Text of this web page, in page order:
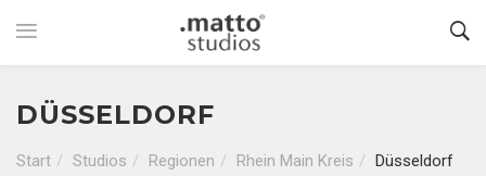
DÜSSELDORF
Start Studios Regionen Rhein Main Kreis Düsseldorf